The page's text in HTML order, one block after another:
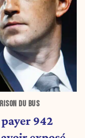
DU BUS
942